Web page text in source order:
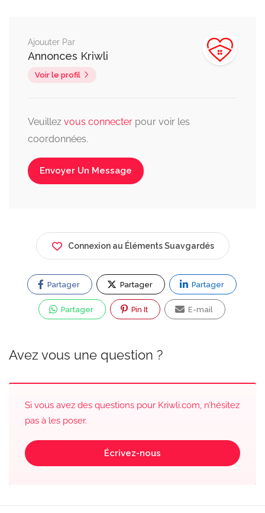
Ajouuter Par
Annonces Kriwli
Voir le profil
Veuillez vous connecter pour voir les
coordonnées.
Envoyer Un Message
Connexion au Éléments Suavgardés
Partager Partager Partager
Partager Pin It E-mail
Avez vous une question ?
Si vous avez des questions pour Kriwli.com, n’hésitez
pas à les poser.
Écrivez-nous